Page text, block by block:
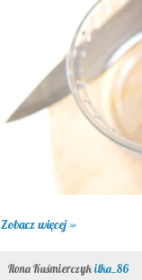
Zobacz więcej »
Ilona Kuśmierczykilka_86